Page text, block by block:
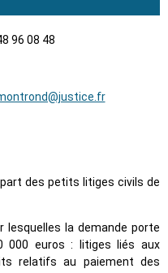
96 08 48
des petits litiges civils de
lesquelles la demande porte
000 euros : litiges liés aux
relatifs au paiement des